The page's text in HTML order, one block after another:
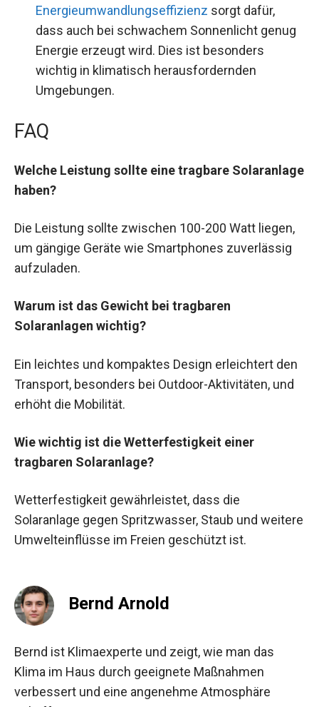
Energieumwandlungseffizienz sorgt dafür,
dass auch bei schwachem Sonnenlicht genug
Energie erzeugt wird. Dies ist besonders
wichtig in klimatisch herausfordernden
Umgebungen.
FAQ
Welche Leistung sollte eine tragbare Solaranlage
haben?
Die Leistung sollte zwischen 100-200 Watt liegen,
um gängige Geräte wie Smartphones zuverlässig
aufzuladen.
Warum ist das Gewicht bei tragbaren
Solaranlagen wichtig?
Ein leichtes und kompaktes Design erleichtert den
Transport, besonders bei Outdoor-Aktivitäten, und
erhöht die Mobilität.
Wie wichtig ist die Wetterfestigkeit einer
tragbaren Solaranlage?
Wetterfestigkeit gewährleistet, dass die
Solaranlage gegen Spritzwasser, Staub und weitere
Umwelteinflüsse im Freien geschützt ist.
Bernd Arnold
Bernd ist Klimaexperte und zeigt, wie man das
Klima im Haus durch geeignete Maßnahmen
verbessert und eine angenehme Atmosphäre